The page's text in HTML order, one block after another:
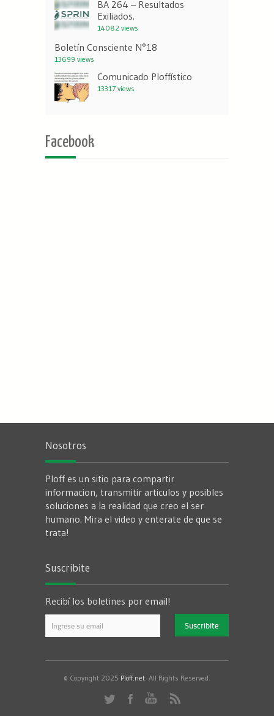
BA 264 – Resultados
Exiliados.
14082 views
Boletín Consciente N°18
13699 views
Comunicado Ploffístico
13317 views
Facebook
Nosotros
Ploff es un sitio para compartir
informacion, transmitir articulos y posibles
soluciones a la realidad que creo el ser
humano. Mira el video y enterate de que se
trata!
Suscribite
Recibí los boletines por email!
© Copyright 2025 Ploff.net . All Rights Reserved.